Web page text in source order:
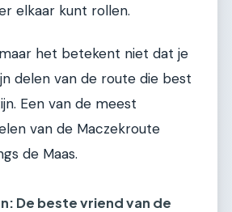
elkaar kunt rollen.
het betekent niet dat je
delen van de route die best
Een van de meest
van de Maczekroute
de Maas.
De beste vriend van de